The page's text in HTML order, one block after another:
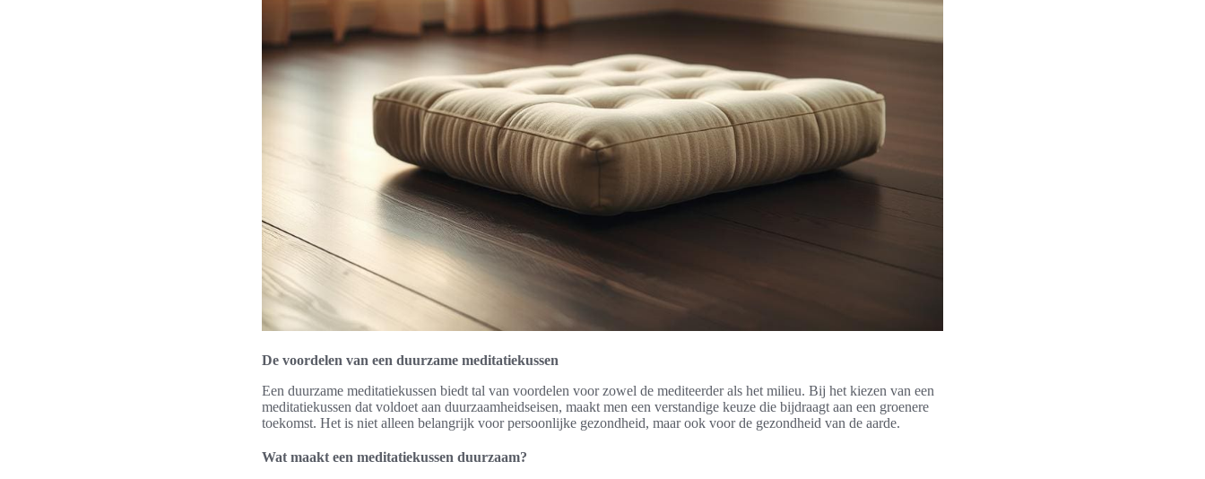
De voordelen van een duurzame meditatiekussen
Een duurzame meditatiekussen biedt tal van voordelen voor zowel de mediteerder als het milieu. Bij het kiezen van een
meditatiekussen dat voldoet aan duurzaamheidseisen, maakt men een verstandige keuze die bijdraagt aan een groenere
toekomst. Het is niet alleen belangrijk voor persoonlijke gezondheid, maar ook voor de gezondheid van de aarde.
Wat maakt een meditatiekussen duurzaam?